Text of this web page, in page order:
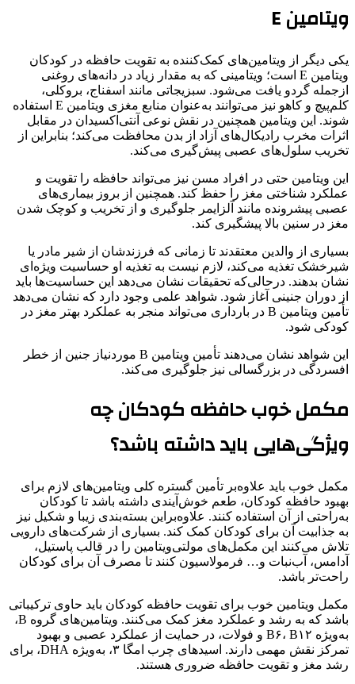
ویتامین E
یکی دیگر از ویتامین‌های کمک‌کننده به تقویت حافظه در کودکان
ویتامین E است؛ ویتامینی که به مقدار زیاد در دانه‌های روغنی
ازجمله گردو یافت می‌شود. سبزیجاتی مانند اسفناج، بروکلی،
کلم‎‌پیچ و کاهو نیز می‌توانند به‌عنوان منابع مغزی ویتامین E استفاده
شوند. این ویتامین همچنین در نقش نوعی آنتی‌اکسیدان در مقابل
اثرات مخرب رادیکال‌های آزاد از بدن محافظت می‌کند؛ بنابراین از
تخریب سلول‌های عصبی پیش‌گیری می‌کند.
این ویتامین حتی در افراد مسن نیز می‌تواند حافظه را تقویت و
عملکرد شناختی مغز را حفظ کند. همچنین از بروز بیماری‌های
عصبی پیشرونده مانند آلزایمر جلوگیری و از تخریب و کوچک شدن
مغز در سنین بالا پیشگیری کند.
بسیاری از والدین معتقدند تا زمانی که فرزندشان از شیر مادر یا
شیرخشک تغذیه می‌کند، لازم نیست به تغذیه او حساسیت ویژه‌ای
نشان بدهند. درحالی‌که تحقیقات نشان می‌دهد این حساسیت‌ها باید
از دوران جنینی آغاز شود. شواهد علمی وجود دارد که نشان می‌دهد
تأمین ویتامین B در بارداری می‌تواند منجر به عملکرد بهتر مغز در
کودکی شود.
این شواهد نشان می‌دهند تأمین ویتامین B موردنیاز جنین از خطر
افسردگی در بزرگسالی نیز جلوگیری می‌کند.
مکمل خوب حافظه‌ کودکان چه
ویژگی‌هایی باید داشته باشد؟
مکمل خوب باید علاوه‌بر تأمین گستره‌ کلی ویتامین‌های لازم برای
بهبود حافظه‌ کودکان، طعم خوش‌آیندی داشته باشد تا کودکان
به‌راحتی از آن استفاده کنند. علاوه‌براین بسته‌بندی زیبا و شکیل نیز
به جذابیت آن برای کودکان کمک کند. بسیاری از شرکت‌های دارویی
تلاش می‌کنند این مکمل‌های مولتی‌ویتامین را در قالب پاستیل،
آدامس، آب‌نبات و… فرمولاسیون کنند تا مصرف آن برای کودکان
راحت‌تر باشد.
مکمل ویتامین خوب برای تقویت حافظه‌ کودکان باید حاوی ترکیباتی
باشد که به رشد و عملکرد مغز کمک می‌کنند. ویتامین‌های گروه B،
به‌ویژه B۶، B۱۲ و فولات، در حمایت از عملکرد عصبی و بهبود
تمرکز نقش مهمی دارند. اسیدهای چرب امگا ۳، به‌ویژه DHA، برای
رشد مغز و تقویت حافظه ضروری هستند.